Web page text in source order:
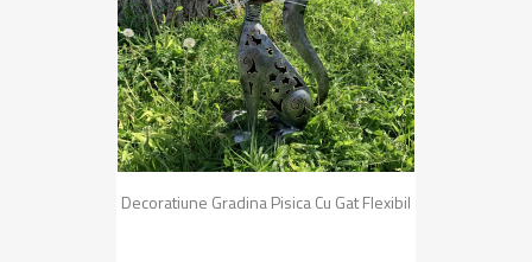
Decoratiune Gradina Pisica Cu Gat Flexibil